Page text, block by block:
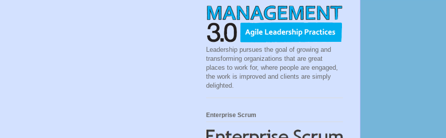
Leadership pursues the goal of growing and
transforming organizations that are great
places to work for, where people are engaged,
the work is improved and clients are simply
delighted.
Enterprise Scrum